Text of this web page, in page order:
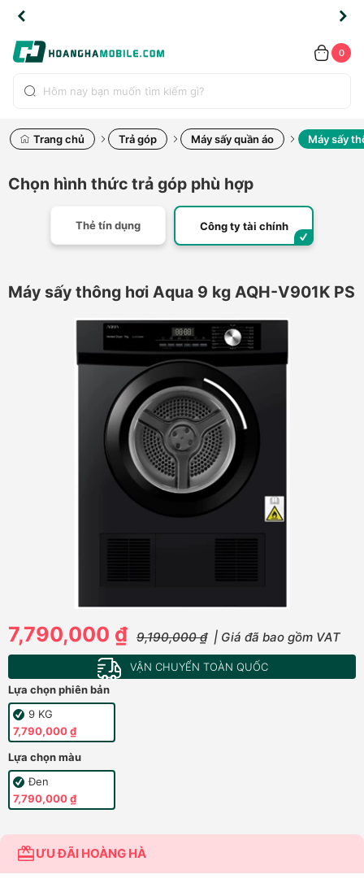
0
Trang chủ Trả góp Máy sấy quần áo Máy sấy
Chọn hình thức trả góp phù hợp
Thẻ tín dụng Công ty tài chính
Máy sấy thông hơi Aqua 9 kg AQH-V901K PS
7,790,000 ₫ 9,190,000 ₫ | Giá đã bao gồm VAT
VẬN CHUYỂN TOÀN QUỐC
Lựa chọn phiên bản
9 KG
7,790,000 ₫
Lựa chọn màu
Đen
7,790,000 ₫
ƯU ĐÃI HOÀNG HÀ